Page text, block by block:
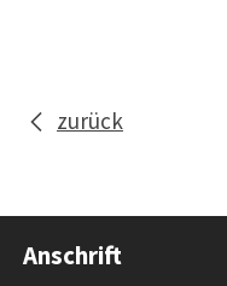
zurück
Anschrift